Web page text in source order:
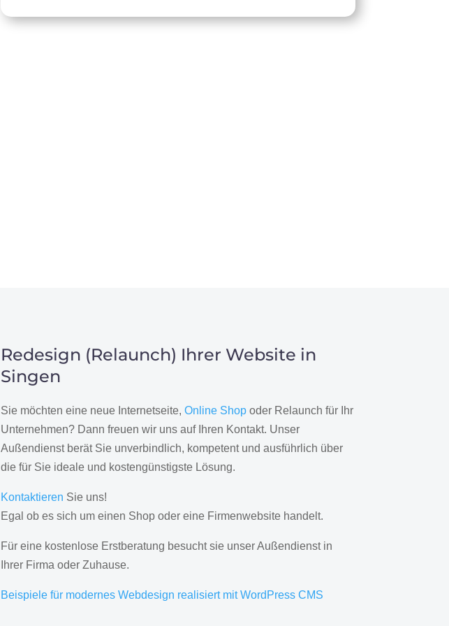
Redesign (Relaunch) Ihrer Website in
Singen
Sie möchten eine neue Internetseite, Online Shopoder Relaunch für Ihr
Unternehmen? Dann freuen wir uns auf Ihren Kontakt. Unser
Außendienst berät Sie unverbindlich, kompetent und ausführlich über
die für Sie ideale und kostengünstigste Lösung.
Kontaktieren Sie uns!
Egal ob es sich um einen Shop oder eine Firmenwebsite handelt.
Für eine kostenlose Erstberatung besucht sie unser Außendienst in
Ihrer Firma oder Zuhause.
Beispiele für modernes Webdesign realisiert mit WordPress CMS